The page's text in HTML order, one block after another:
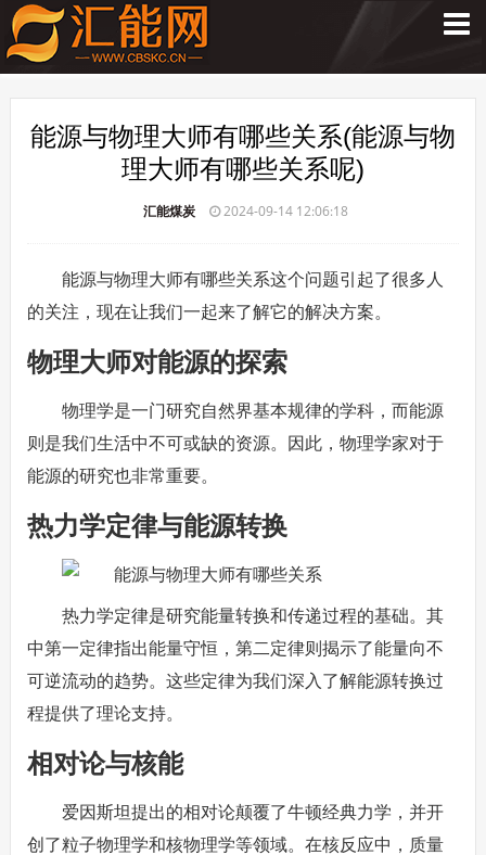
能源与物理大师有哪些关系(能源与物
理大师有哪些关系呢)
汇能煤炭 2024-09-14 12:06:18
能源与物理大师有哪些关系这个问题引起了很多人
的关注，现在让我们一起来了解它的解决方案。
物理大师对能源的探索
物理学是一门研究自然界基本规律的学科，而能源
则是我们生活中不可或缺的资源。因此，物理学家对于
能源的研究也非常重要。
热力学定律与能源转换
热力学定律是研究能量转换和传递过程的基础。其
中第一定律指出能量守恒，第二定律则揭示了能量向不
可逆流动的趋势。这些定律为我们深入了解能源转换过
程提供了理论支持。
相对论与核能
爱因斯坦提出的相对论颠覆了牛顿经典力学，并开
创了粒子物理学和核物理学等领域。在核反应中，质量